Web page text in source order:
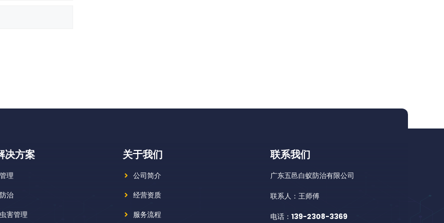
决方案
理
治
害管理
关于我们
公司简介
经营资质
服务流程
联系我们
广东五邑白蚁防治有限公司
联系人：王师傅
电话： 139-2308-3369